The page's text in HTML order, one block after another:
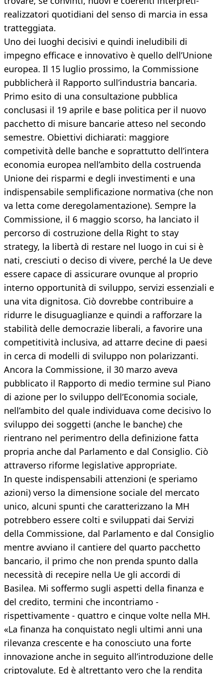
realizzatori quotidiani del senso di marcia in essa
tratteggiata.
Uno dei luoghi decisivi e quindi ineludibili di
impegno efficace e innovativo è quello dell’Unione
europea. Il 15 luglio prossimo, la Commissione
pubblicherà il Rapporto sull’industria bancaria.
Primo esito di una consultazione pubblica
conclusasi il 19 aprile e base politica per il nuovo
pacchetto di misure bancarie atteso nel secondo
semestre. Obiettivi dichiarati: maggiore
competività delle banche e soprattutto dell’intera
economia europea nell’ambito della costruenda
Unione dei risparmi e degli investimenti e una
indispensabile semplificazione normativa (che non
va letta come deregolamentazione). Sempre la
Commissione, il 6 maggio scorso, ha lanciato il
percorso di costruzione della Right to stay
strategy, la libertà di restare nel luogo in cui si è
nati, cresciuti o deciso di vivere, perché la Ue deve
essere capace di assicurare ovunque al proprio
interno opportunità di sviluppo, servizi essenziali e
una vita dignitosa. Ciò dovrebbe contribuire a
ridurre le disuguaglianze e quindi a rafforzare la
stabilità delle democrazie liberali, a favorire una
competitività inclusiva, ad attarre decine di paesi
in cerca di modelli di sviluppo non polarizzanti.
Ancora la Commissione, il 30 marzo aveva
pubblicato il Rapporto di medio termine sul Piano
di azione per lo sviluppo dell’Economia sociale,
nell’ambito del quale individuava come decisivo lo
sviluppo dei soggetti (anche le banche) che
rientrano nel perimentro della definizione fatta
propria anche dal Parlamento e dal Consiglio. Ciò
attraverso riforme legislative appropriate.
In queste indispensabili attenzioni (e speriamo
azioni) verso la dimensione sociale del mercato
unico, alcuni spunti che caratterizzano la MH
potrebbero essere colti e sviluppati dai Servizi
della Commissione, dal Parlamento e dal Consiglio
mentre avviano il cantiere del quarto pacchetto
bancario, il primo che non prenda spunto dalla
necessità di recepire nella Ue gli accordi di
Basilea. Mi soffermo sugli aspetti della finanza e
del credito, termini che incontriamo -
rispettivamente - quattro e cinque volte nella MH.
«La finanza ha conquistato negli ultimi anni una
rilevanza crescente e ha conosciuto una forte
innovazione anche in seguito all’introduzione delle
criptovalute. Ed è altrettanto vero che la rendita